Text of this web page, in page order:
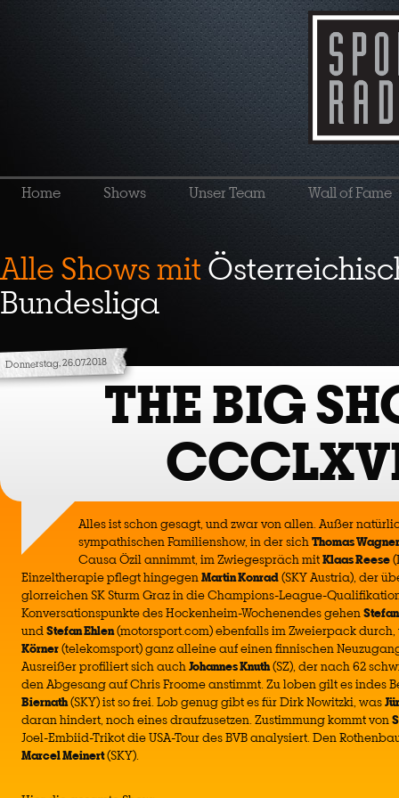
Home Shows Unser Team Wall of Fame
Alle Shows mit
Bundesliga
Donnerstag, 26.07.2018
THE BIG
Alles ist schon gesagt, und zwar von allen. Außer
sympathischen Familienshow, in der sichThomas Wagner
Causa Özil annimmt, im Zwiegespräch mitKlaas Reese
Einzeltherapie pflegt hingegenMartin Konrad(SKY Austria), der
glorreichen SK Sturm Graz in die Champions-League-
Konversationspunkte des Hockenheim-Wochenendes gehen
undStefan Ehlen(motorsport.com) ebenfalls im Zweierpack
Körner(telekomsport) ganz alleine auf einen finnischen
Ausreißer profiliert sich auchJohannes Knuth(SZ), der nach 62
den Abgesang auf Chris Froome anstimmt. Zu loben gilt es indes
Biernath(SKY) ist so frei. Lob genug gibt es für Dirk Nowitzki, was
daran hindert, noch eines draufzusetzen. Zustimmung kommt von
Joel-Embiid-Trikot die USA-Tour des BVB analysiert. Den
Marcel Meinert(SKY).